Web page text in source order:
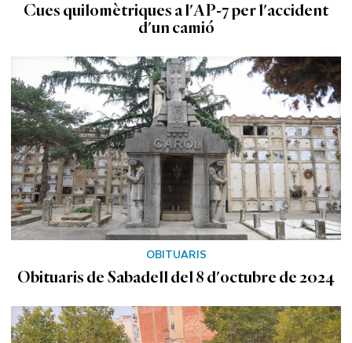
Cues quilomètriques a l'AP-7 per l'accident
d'un camió
OBITUARIS
Obituaris de Sabadell del 8 d'octubre de 2024